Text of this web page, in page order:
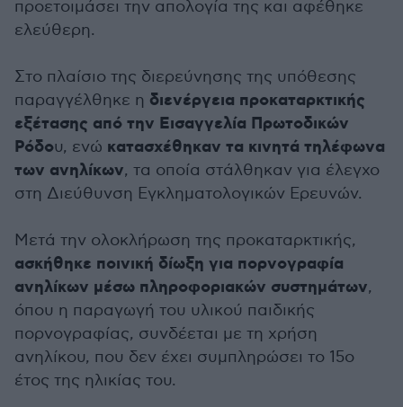
προετοιμάσει την απολογία της και αφέθηκε
ελεύθερη.
Στο πλαίσιο της διερεύνησης της υπόθεσης
παραγγέλθηκε η διενέργεια προκαταρκτικής
εξέτασης από την Εισαγγελία Πρωτοδικών
Ρόδου, ενώ κατασχέθηκαν τα κινητά τηλέφωνα
των ανηλίκων, τα οποία στάλθηκαν για έλεγχο
στη Διεύθυνση Εγκληματολογικών Ερευνών.
Μετά την ολοκλήρωση της προκαταρκτικής,
ασκήθηκε ποινική δίωξη για πορνογραφία
ανηλίκων μέσω πληροφοριακών συστημάτων,
όπου η παραγωγή του υλικού παιδικής
πορνογραφίας, συνδέεται με τη χρήση
ανηλίκου, που δεν έχει συμπληρώσει το 15ο
έτος της ηλικίας του.